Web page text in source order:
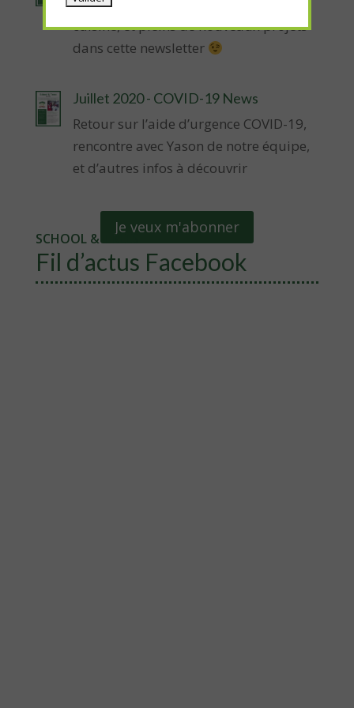
Un portrait d’un élève, une recette de
cuisine, et pleins de nouveaux projets
dans cette newsletter
Juillet 2020 - COVID-19 News
Retour sur l’aide d’urgence COVID-19,
rencontre avec Yason de notre équipe,
et d’autres infos à découvrir
Je veux m'abonner
SCHOOL & TREES
Fil d’actus Facebook